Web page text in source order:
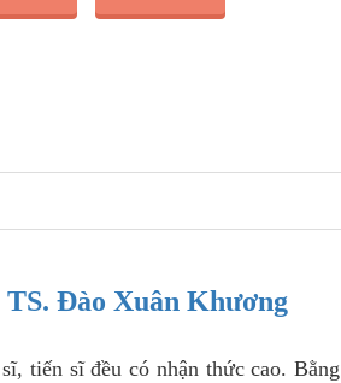
Đào Xuân Khương
tiến sĩ đều có nhận thức cao. Bằng